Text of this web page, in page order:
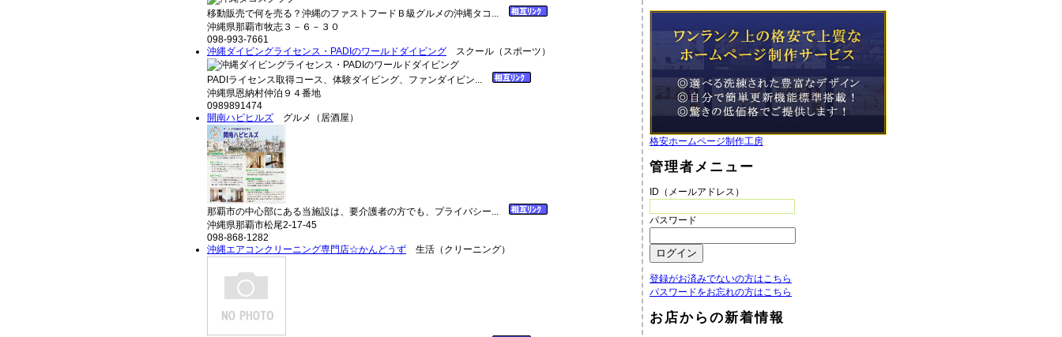
移動販売で何を売る？沖縄のファストフードＢ級グルメの沖縄タコ...
沖縄県那覇市牧志３－６－３０
098-993-7661
沖縄ダイビングライセンス・PADIのワールドダイビング スクール（スポーツ）
PADIライセンス取得コース、体験ダイビング、ファンダイビン...
沖縄県恩納村仲泊９４番地
0989891474
開南ハピヒルズ グルメ（居酒屋）
那覇市の中心部にある当施設は、要介護者の方でも、プライバシー...
沖縄県那覇市松尾2-17-45
098-868-1282
沖縄エアコンクリーニング専門店☆かんどうず 生活（クリーニング）
格安ホームページ制作工房
管理者メニュー
ID（メールアドレス）
パスワード
登録がお済みでないの方はこちら
パスワードをお忘れの方はこちら
お店からの新着情報